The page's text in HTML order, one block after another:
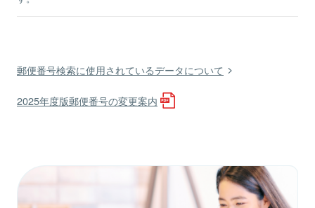
郵便番号検索に使用されているデータについて
2025年度版郵便番号の変更案内